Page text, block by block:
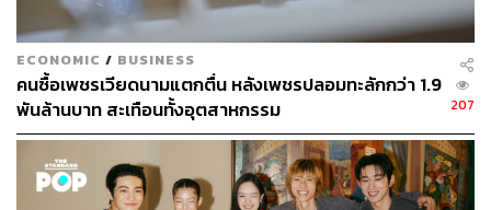
ECONOMIC / BUSINESS
คนซื้อเพชรเวียดนามแตกตื่น หลังเพชรปลอมทะลักกว่า 1.9
พันล้านบาท สะเทือนทั้งอุตสาหกรรม
207